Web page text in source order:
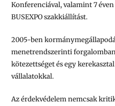
Konferenciával, valamint7
BUSEXPO szakkiállítást.
2005-ben
menetrendszerinti
kötezettséget és egy
vállalatokkal.
Az érdekvédelem nemcsak